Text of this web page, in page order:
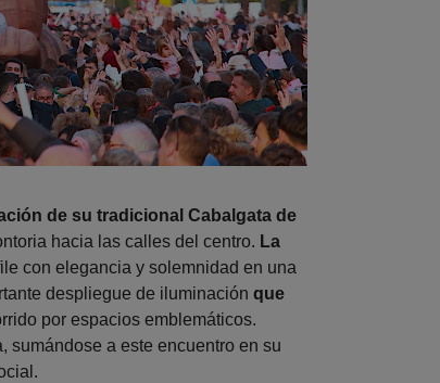
de su tradicional Cabalgata de
hacia las calles del centro. La
con elegancia y solemnidad en una
despliegue de iluminación que
por espacios emblemáticos.
sumándose a este encuentro en su